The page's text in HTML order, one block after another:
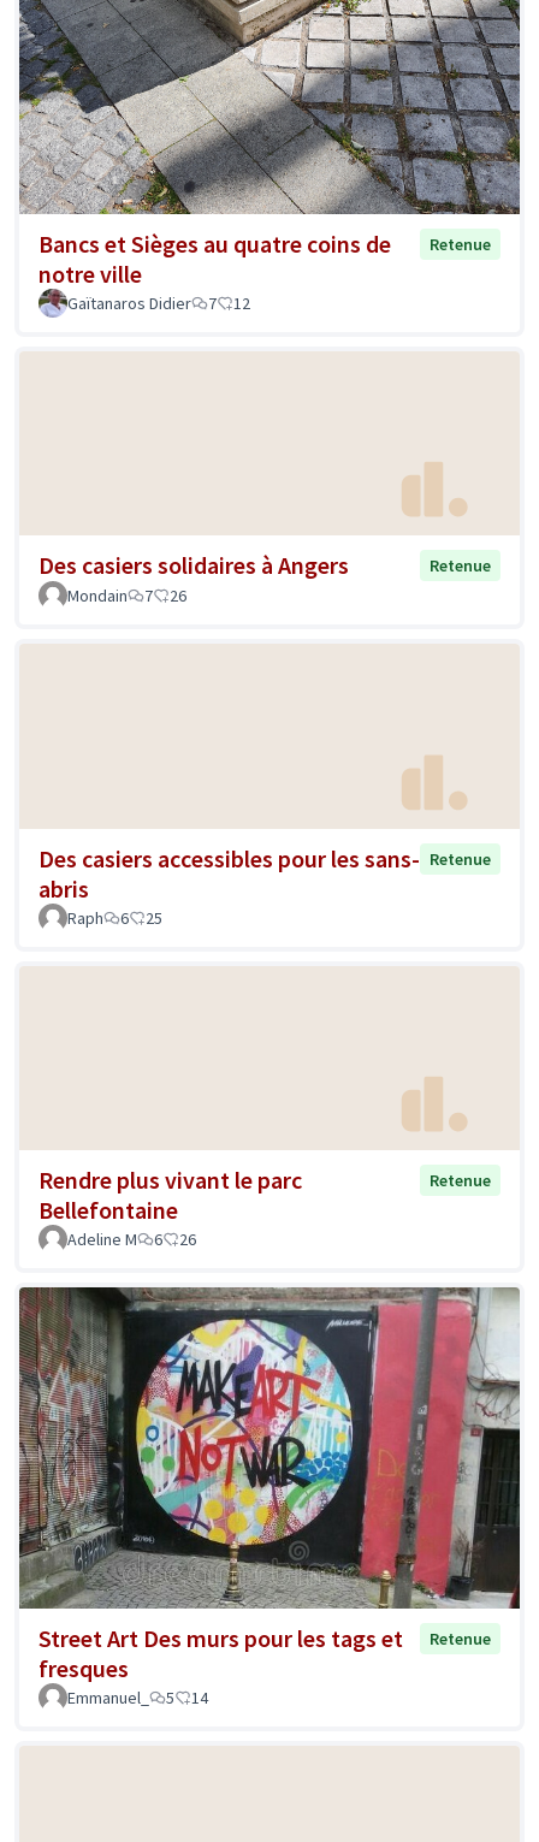
Bancs et Sièges au quatre coins de
notre ville
Retenue
Gaïtanaros Didier 7 12
Des casiers solidaires à Angers
Retenue
Mondain
7 26
Des casiers accessibles pour les sans-
abris
Retenue
Raph 6 25
Rendre plus vivant le parc
Bellefontaine
Retenue
Adeline M 6 26
Street Art Des murs pour les tags et
fresques
Retenue
Emmanuel_ 5 14